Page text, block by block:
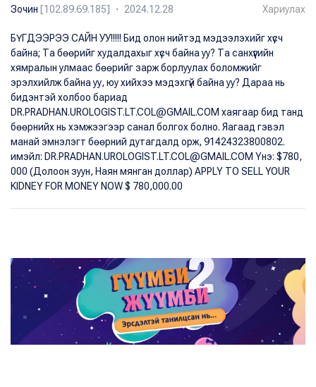
Зочин [102.89.69.185] ・ 2024.12.28 Хариулах
БҮГДЭЭРЭЭ САЙН УУ!!!!! Бид олон нийтэд мэдээлэхийг хүсч
байна; Та бөөрийг худалдахыг хүсч байна уу? Та санхүүгийн
хямралын улмаас бөөрийг зарж борлуулах боломжийг
эрэлхийлж байна уу, юу хийхээ мэдэхгүй байна уу? Дараа нь
бидэнтэй холбоо бариад
DR.PRADHAN.UROLOGIST.LT.COL@GMAIL.COM хаягаар бид танд
бөөрнийх нь хэмжээгээр санал болгох болно. Яагаад гэвэл
манай эмнэлэгт бөөрний дутагдалд орж, 91424323800802.
имэйл: DR.PRADHAN.UROLOGIST.LT.COL@GMAIL.COM Yнэ: $780,
000 (Долоон зуун, Наян мянган доллар) APPLY TO SELL YOUR
KIDNEY FOR MONEY NOW $ 780,000.00